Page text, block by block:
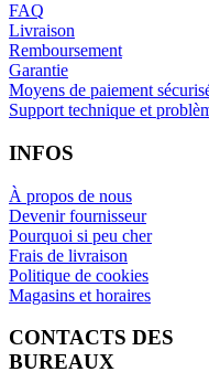
FAQ
Livraison
Remboursement
Garantie
Moyens de paiement
Support technique et
INFOS
À propos de nous
Devenir fournisseur
Pourquoi si peu cher
Frais de livraison
Politique de cookies
Magasins et horaires
CONTACTS DES
BUREAUX